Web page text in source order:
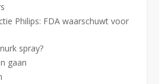
Philips: FDA waarschuwt voor
spray?
gaan